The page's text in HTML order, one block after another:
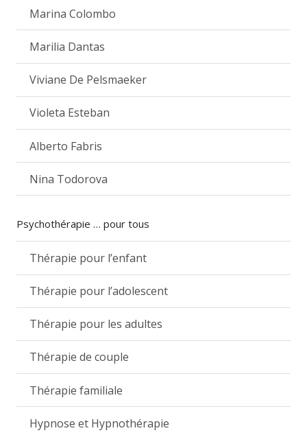
Marina Colombo
Marilia Dantas
Viviane De Pelsmaeker
Violeta Esteban
Alberto Fabris
Nina Todorova
Psychothérapie … pour tous
Thérapie pour l’enfant
Thérapie pour l’adolescent
Thérapie pour les adultes
Thérapie de couple
Thérapie familiale
Hypnose et Hypnothérapie